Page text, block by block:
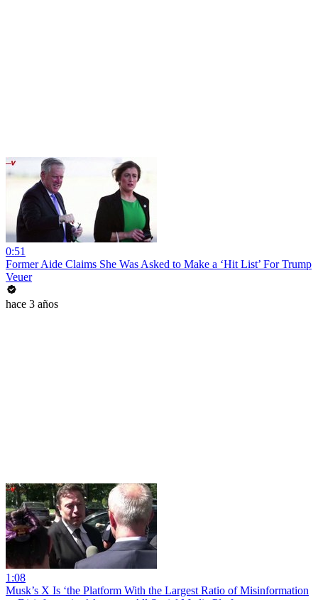
0:51
Former Aide Claims She Was Asked to Make a ‘Hit List’ For Trump
Veuer
hace 3 años
1:08
Musk’s X Is ‘the Platform With the Largest Ratio of Misinformation